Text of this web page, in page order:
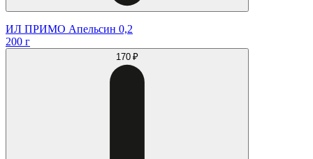
ИЛ ПРИМО Апельсин 0,2
200 г
170 ₽